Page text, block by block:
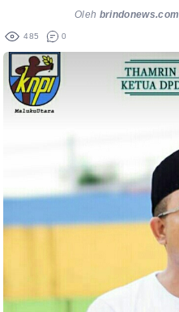
Oleh brindonews.com
485 0